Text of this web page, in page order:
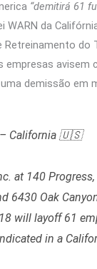
“demitirá 61
WARN da
do
empresas avisem
demissão em
– California 🇺🇸
at 140
6430 Oak
will layoff 61
in a